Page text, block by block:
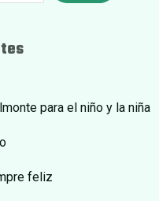
para el niño y la niña
feliz